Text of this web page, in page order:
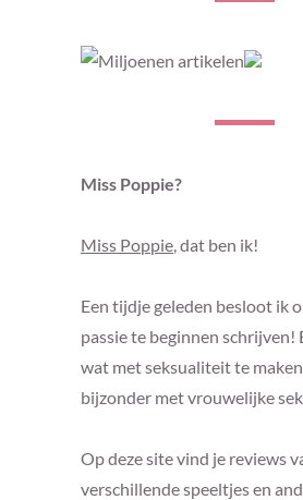
Miss Poppie?
Miss Poppie , dat ben ik!
Een tijdje geleden besloot ik
passie te beginnen schrijven!
wat met seksualiteit te
bijzonder met vrouwelijke
Op deze site vind je reviews
verschillende speeltjes en